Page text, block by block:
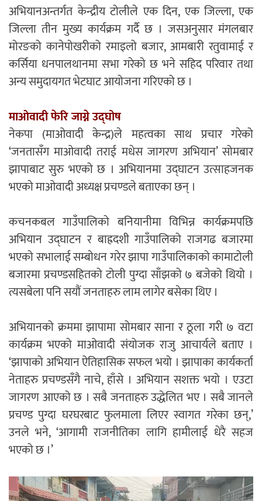
अभियानअन्तर्गत केन्द्रीय टोलीले एक दिन, एक जिल्ला, एक
जिल्ला तीन मुख्य कार्यक्रम गर्दै छ । जसअनुसार मंगलबार
मोरङको कानेपोखरीको रमाइलो बजार, आमबारी रतुवामाई र
कर्सिया धनपालथानमा सभा गरेको छ भने सहिद परिवार तथा
अन्य समुदायगत भेटघाट आयोजना गरिएको छ ।
माओवादी फेरि जाग्ने उद्घोष
नेकपा (माओवादी केन्द्र)ले महत्वका साथ प्रचार गरेको
‘जनतासँग माओवादी तराई मधेस जागरण अभियान’ सोमबार
झापाबाट सुरु भएको छ । अभियानमा उद्घाटन उत्साहजनक
भएको माओवादी अध्यक्ष प्रचण्डले बताएका छन् ।
कचनकबल गाउँपालिको बनियानीमा विभिन्न कार्यक्रमपछि
अभियान उद्घाटन र बाह्रदशी गाउँपालिको राजगढ बजारमा
भएको सभालाई सम्बोधन गरेर झापा गाउँपालिकाको कामाटोली
बजारमा प्रचण्डसहितको टोली पुग्दा साँझको ७ बजेको थियो ।
त्यसबेला पनि सयौं जनताहरु लाम लागेर बसेका थिए ।
अभियानको क्रममा झापामा सोमबार साना र ठूला गरी ७ वटा
कार्यक्रम भएको माओवादी संयोजक राजु आचार्यले बताए ।
‘झापाको अभियान ऐतिहासिक सफल भयो । झापाका कार्यकर्ता
नेताहरु प्रचण्डसँगै नाचे, हाँसे । अभियान सशक्त भयो । एउटा
जागरण आएको छ । सबै जनताहरु उद्धेलित भए । सबै जानले
प्रचण्ड पुग्दा घरघरबाट फुलमाला लिएर स्वागत गरेका छन्,’
उनले भने, ‘आगामी राजनीतिका लागि हामीलाई धेरै सहज
भएको छ ।’